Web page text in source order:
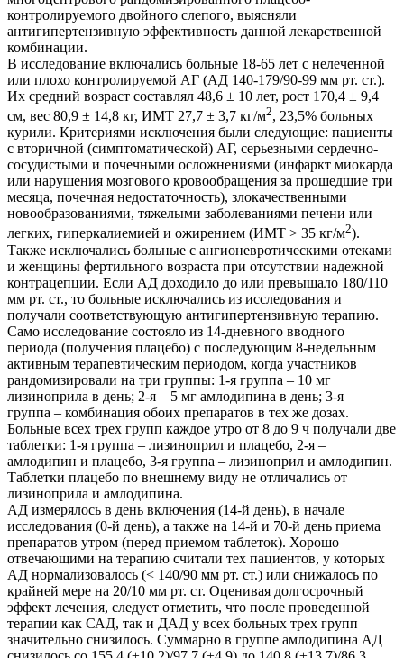
контролируемого двойного слепого, выясняли
антигипертензивную эффективность данной лекарственной
комбинации.
В исследование включались больные 18-65 лет с нелеченной
или плохо контролируемой АГ (АД 140-179/90-99 мм рт. ст.).
Их средний возраст составлял 48,6 ± 10 лет, рост 170,4 ± 9,4
см, вес 80,9 ± 14,8 кг, ИМТ 27,7 ± 3,7 кг/м2, 23,5% больных
курили. Критериями исключения были следующие: пациенты
с вторичной (симптоматической) АГ, серьезными сердечно-
сосудистыми и почечными осложнениями (инфаркт миокарда
или нарушения мозгового кровообращения за прошедшие три
месяца, почечная недостаточность), злокачественными
новообразованиями, тяжелыми заболеваниями печени или
легких, гиперкалиемией и ожирением (ИМТ > 35 кг/м2).
Также исключались больные с ангионевротическими отеками
и женщины фертильного возраста при отсутствии надежной
контрацепции. Если АД доходило до или превышало 180/110
мм рт. ст., то больные исключались из исследования и
получали соответствующую антигипертензивную терапию.
Само исследование состояло из 14-дневного вводного
периода (получения плацебо) с последующим 8-недельным
активным терапевтическим периодом, когда участников
рандомизировали на три группы: 1-я группа – 10 мг
лизиноприла в день; 2-я – 5 мг амлодипина в день; 3-я
группа – комбинация обоих препаратов в тех же дозах.
Больные всех трех групп каждое утро от 8 до 9 ч получали две
таблетки: 1-я группа – лизиноприл и плацебо, 2-я –
амлодипин и плацебо, 3-я группа – ­лизиноприл и амлодипин.
Таблетки плацебо по внешнему виду не отличались от
лизиноприла и амлодипина.
АД измерялось в день включения (14-й день), в начале
исследования (0-й день), а также на 14-й и 70-й день приема
препаратов утром (перед приемом таблеток). Хорошо
отвечающими на терапию считали тех пациентов, у которых
АД нормализовалось (< 140/90 мм рт. ст.) или снижалось по
крайней мере на 20/10 мм рт. ст. Оценивая долгосрочный
эффект лечения, следует отметить, что после проведенной
терапии как САД, так и ДАД у всех больных трех групп
значительно снизилось. Суммарно в группе амлодипина АД